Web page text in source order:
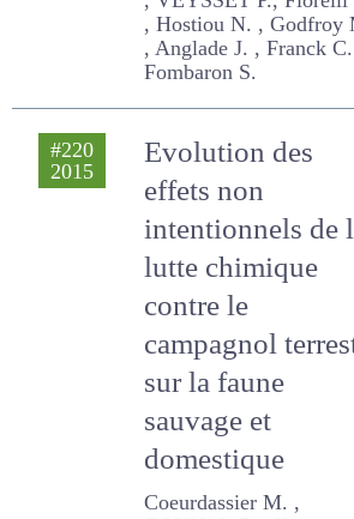
COQUIL X., Pailleux J.Y. ,
VEYSSET P., Fiorelli C. ,
Hostiou N. , Godfroy M. ,
Anglade J. , Franck C. ,
Fombaron S.
#220
Evolution des
effets non
intentionnels de la
lutte chimique
contre le
campagnol
terrestre sur la
faune sauvage et
domestique